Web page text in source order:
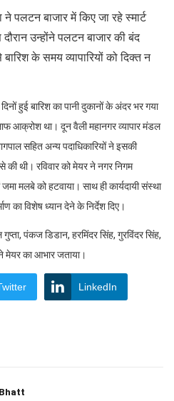
पलटन बाजार में किए जा रहे स्मार्ट
दौरान उन्होंने पलटन बाजार की बंद
के समय व्यापारियों को दिक्त न
हुई बारिश का पानी दुकानों के अंदर भर गया
आक्रोश था। दून वैली महानगर व्यापार मंडल
सहित अन्य पदाधिकारियों ने इसकी
थी। रविवार को मेयर ने नगर निगम
मलबे को हटवाया। साथ ही कार्यदायी संस्था
का विशेष ध्यान देने के निर्देश दिए।
पंकज डिडान, हरमिंदर सिंह, गुरविंदर सिंह,
मेयर का आभार जताया।
LinkedIn